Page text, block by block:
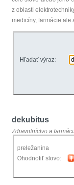
z oblasti
medicíny, farmácie ale
Hľadať výraz:
dekubitus
Zdravotníctvo a
preležanina
Ohodnotiť slovo: